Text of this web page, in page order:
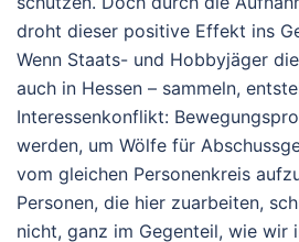
droht dieser positive Effekt ins
Wenn Staats- und Hobbyjäger
auch in Hessen – sammeln,
Interessenkonflikt:
werden, um Wölfe für
vom gleichen Personenkreis
Personen, die hier zuarbeiten,
nicht, ganz im Gegenteil, wie wir